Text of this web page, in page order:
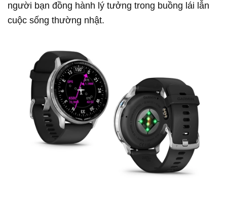
người bạn đồng hành lý tưởng trong buồng lái lẫn
cuộc sống thường nhật.